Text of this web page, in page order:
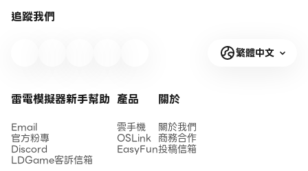
追蹤我們
繁體中文
雷電模擬器新手幫助
Email
官方粉專
Discord
LDGame客訴信箱
產品
雲手機
OSLink
EasyFun
關於
關於我們
商務合作
投稿信箱